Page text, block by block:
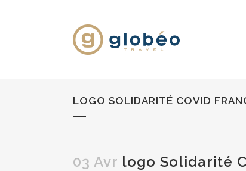
LOGO SOLIDARITÉ COVID
03 Avr logo Solidarité